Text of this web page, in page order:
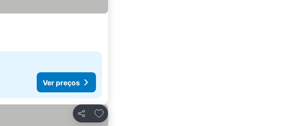
Ver preços
Partilhar
Adicionar aos favoritos